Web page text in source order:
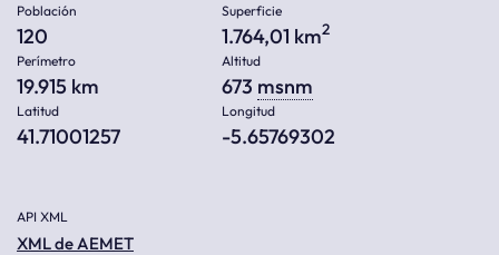
Población
120
Superficie
1.764,01 km2
Perímetro
19.915 km
Altitud
673 msnm
Latitud
41.71001257
Longitud
-5.65769302
API XML
XML de AEMET